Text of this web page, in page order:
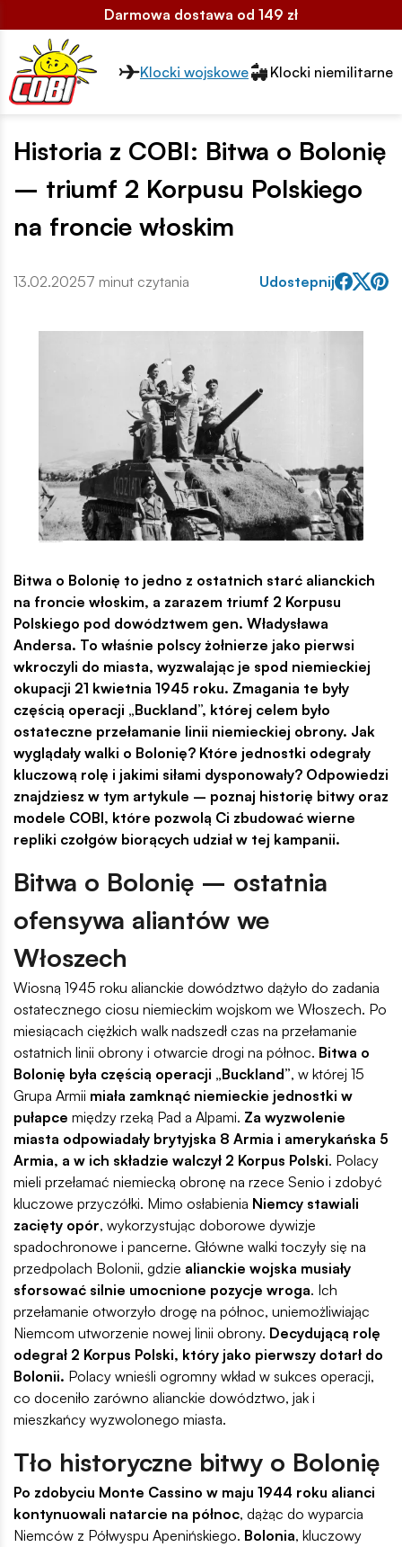
Darmowa dostawa od 149 zł
Przełącznik segmentów2
Klocki wojskowe Klocki niemilitarne
Historia z COBI: Bitwa o Bolonię
– triumf 2 Korpusu Polskiego
na froncie włoskim
13.02.20257 minut czytania Udostepnij
Bitwa o Bolonię to jedno z ostatnich starć alianckich
na froncie włoskim, a zarazem triumf 2 Korpusu
Polskiego pod dowództwem gen. Władysława
Andersa. To właśnie polscy żołnierze jako pierwsi
wkroczyli do miasta, wyzwalając je spod niemieckiej
okupacji 21 kwietnia 1945 roku. Zmagania te były
częścią operacji „Buckland”, której celem było
ostateczne przełamanie linii niemieckiej obrony. Jak
wyglądały walki o Bolonię? Które jednostki odegrały
kluczową rolę i jakimi siłami dysponowały? Odpowiedzi
znajdziesz w tym artykule – poznaj historię bitwy oraz
modele COBI, które pozwolą Ci zbudować wierne
repliki czołgów biorących udział w tej kampanii.
Bitwa o Bolonię – ostatnia
ofensywa aliantów we
Włoszech
Wiosną 1945 roku alianckie dowództwo dążyło do zadania
ostatecznego ciosu niemieckim wojskom we Włoszech. Po
miesiącach ciężkich walk nadszedł czas na przełamanie
ostatnich linii obrony i otwarcie drogi na północ. Bitwa o
Bolonię była częścią operacji „Buckland”, w której 15
Grupa Armii miała zamknąć niemieckie jednostki w
pułapce między rzeką Pad a Alpami. Za wyzwolenie
miasta odpowiadały brytyjska 8 Armia i amerykańska 5
Armia, a w ich składzie walczył 2 Korpus Polski. Polacy
mieli przełamać niemiecką obronę na rzece Senio i zdobyć
kluczowe przyczółki. Mimo osłabienia Niemcy stawiali
zacięty opór, wykorzystując doborowe dywizje
spadochronowe i pancerne. Główne walki toczyły się na
przedpolach Bolonii, gdzie alianckie wojska musiały
sforsować silnie umocnione pozycje wroga. Ich
przełamanie otworzyło drogę na północ, uniemożliwiając
Niemcom utworzenie nowej linii obrony. Decydującą rolę
odegrał 2 Korpus Polski, który jako pierwszy dotarł do
Bolonii. Polacy wnieśli ogromny wkład w sukces operacji,
co doceniło zarówno alianckie dowództwo, jak i
mieszkańcy wyzwolonego miasta.
Tło historyczne bitwy o Bolonię
Po zdobyciu Monte Cassino w maju 1944 roku alianci
kontynuowali natarcie na północ, dążąc do wyparcia
Niemców z Półwyspu Apenińskiego. Bolonia, kluczowy